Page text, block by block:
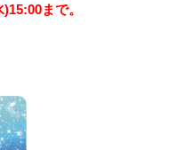
まで。